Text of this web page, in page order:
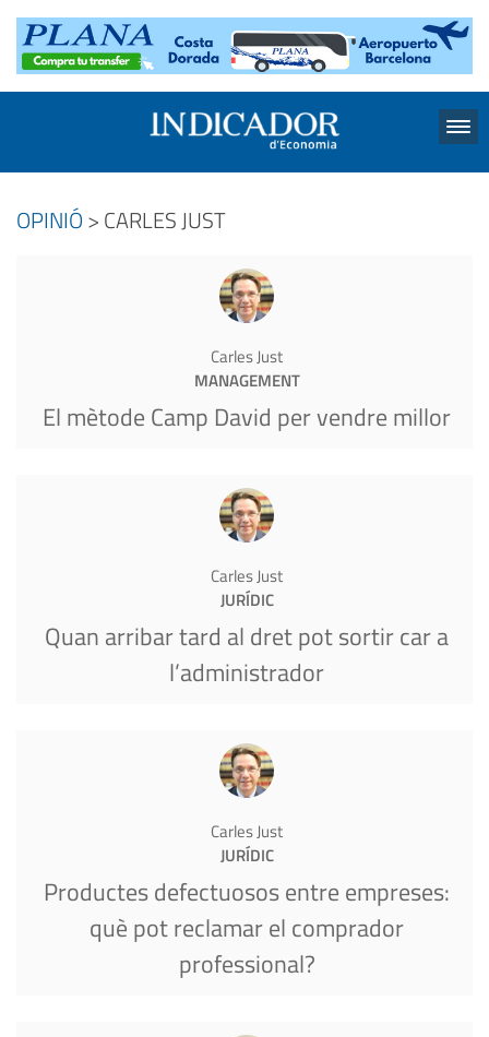
OPINIÓ> CARLES JUST
Carles Just
MANAGEMENT
El mètode Camp David per vendre millor
Carles Just
JURÍDIC
Quan arribar tard al dret pot sortir car a
l’administrador
Carles Just
JURÍDIC
Productes defectuosos entre empreses:
què pot reclamar el comprador
professional?